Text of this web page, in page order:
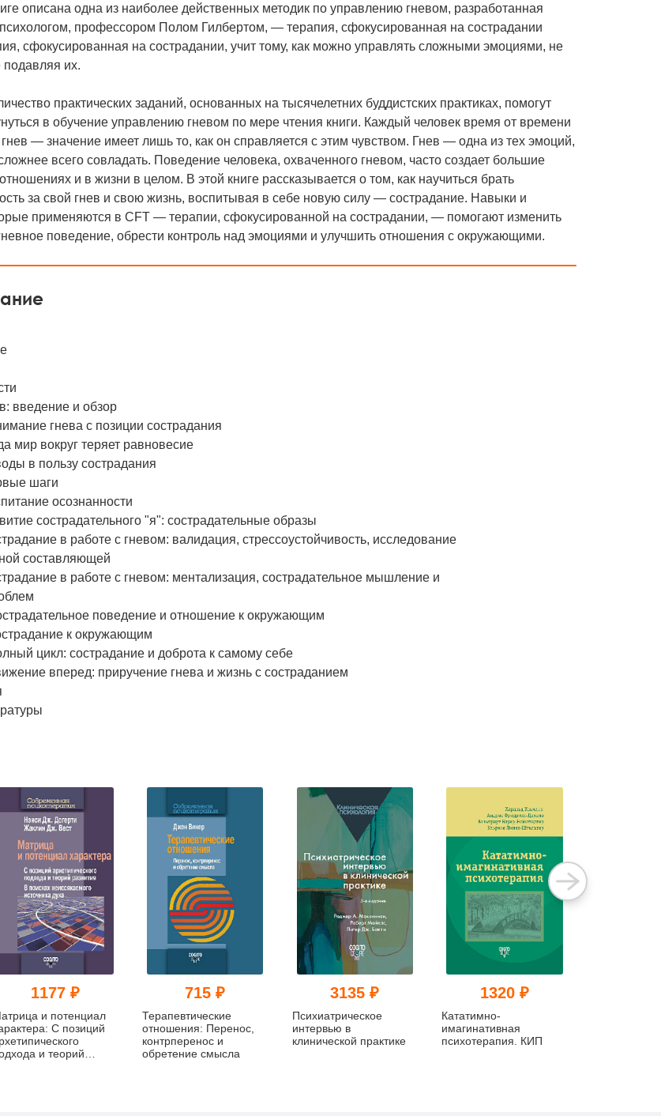
описана одна из наиболее действенных методик по управлению гневом, разработанная
профессором Полом Гилбертом, — терапия, сфокусированная на сострадании
сфокусированная на сострадании, учит тому, как можно управлять сложными эмоциями, не
подавляя их.
практических заданий, основанных на тысячелетних буддистских практиках, помогут
в обучение управлению гневом по мере чтения книги. Каждый человек время от времени
— значение имеет лишь то, как он справляется с этим чувством. Гнев — одна из тех эмоций,
всего совладать. Поведение человека, охваченного гневом, часто создает большие
и в жизни в целом. В этой книге рассказывается о том, как научиться брать
за свой гнев и свою жизнь, воспитывая в себе новую силу — сострадание. Навыки и
применяются в CFT — терапии, сфокусированной на сострадании, — помогают изменить
поведение, обрести контроль над эмоциями и улучшить отношения с окружающими.
введение и обзор
гнева с позиции сострадания
мир вокруг теряет равновесие
в пользу сострадания
шаги
осознанности
сострадательного "я": сострадательные образы
в работе с гневом: валидация, стрессоустойчивость, исследование
составляющей
в работе с гневом: ментализация, сострадательное мышление и
поведение и отношение к окружающим
к окружающим
цикл: сострадание и доброта к самому себе
вперед: приручение гнева и жизнь с состраданием
1177 ₽
и потенциал
С позиций
и теорий
715 ₽
Терапевтические
отношения: Перенос,
контрперенос и
обретение смысла
3135 ₽
Психиатрическое
интервью в
клинической практике
1320 ₽
Кататимно-
имагинативная
психотерапия. КИП